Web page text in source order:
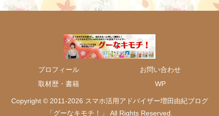
プロフィール
お問い合わせ
取材歴・書籍
WP
Copyright © 2011-2026 スマホ活用アドバイザー増田由紀ブログ
「グーなキモチ！」 All Rights Reserved.